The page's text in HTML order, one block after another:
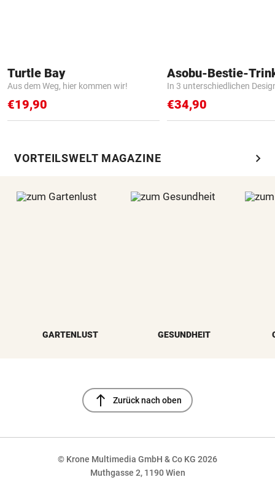
Turtle Bay
Aus dem Weg, hier kommen wir!
€19,90
Asobu-Bestie-
In 3 unterschiedlichen
€34,90
VORTEILSWELT MAGAZINE chevron_right
GARTENLUST GESUNDHEIT
north Zurück nach oben
© Krone Multimedia GmbH & Co KG 2026
Muthgasse 2, 1190 Wien